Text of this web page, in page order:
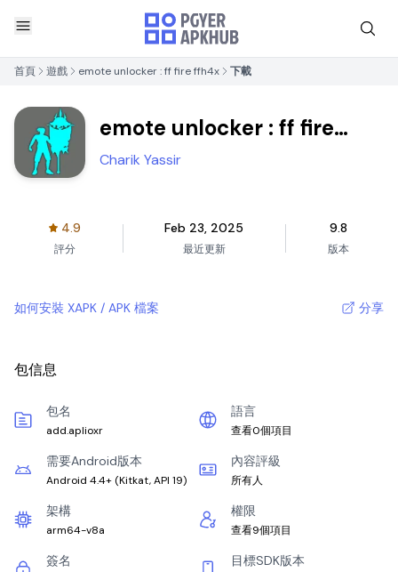
首頁 遊戲 emote unlocker : ff fire ffh4x 下載
emote unlocker : ff fire
ffh4x
Charik Yassir
4.9
評分
Feb 23, 2025
最近更新
9.8
版本
如何安裝 XAPK / APK 檔案 分享
包信息
包名
add.aplioxr
語言
查看0個項目
需要Android版本
Android 4.4+ (Kitkat, API 19)
內容評級
所有人
架構
arm64-v8a
權限
查看9個項目
簽名 目標SDK版本